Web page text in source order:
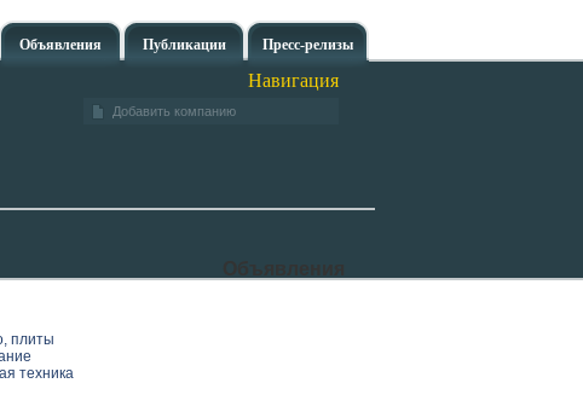
Объявления Публикации Пресс-релизы
Навигация
Добавить компанию
плиты
техника